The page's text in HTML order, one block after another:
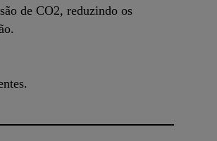
de CO2, reduzindo os